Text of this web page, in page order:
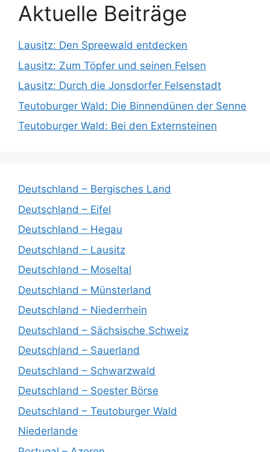
Aktuelle Beiträge
Lausitz: Den Spreewald entdecken
Lausitz: Zum Töpfer und seinen Felsen
Lausitz: Durch die Jonsdorfer Felsenstadt
Teutoburger Wald: Die Binnendünen der Senne
Teutoburger Wald: Bei den Externsteinen
Deutschland – Bergisches Land
Deutschland – Eifel
Deutschland – Hegau
Deutschland – Lausitz
Deutschland – Moseltal
Deutschland – Münsterland
Deutschland – Niederrhein
Deutschland – Sächsische Schweiz
Deutschland – Sauerland
Deutschland – Schwarzwald
Deutschland – Soester Börse
Deutschland – Teutoburger Wald
Niederlande